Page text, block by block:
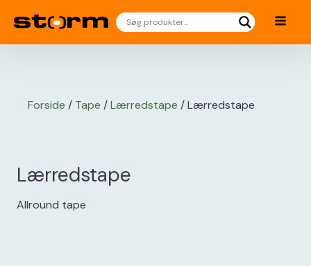
Forside / Tape /Lærredstape /Lærredstape
Lærredstape
Allround tape
Vare
nr.
DB
nr